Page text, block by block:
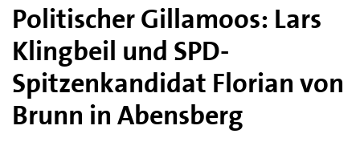
Politischer Gillamoos: Lars
Klingbeil und SPD-
Spitzenkandidat Florian von
Brunn in Abensberg